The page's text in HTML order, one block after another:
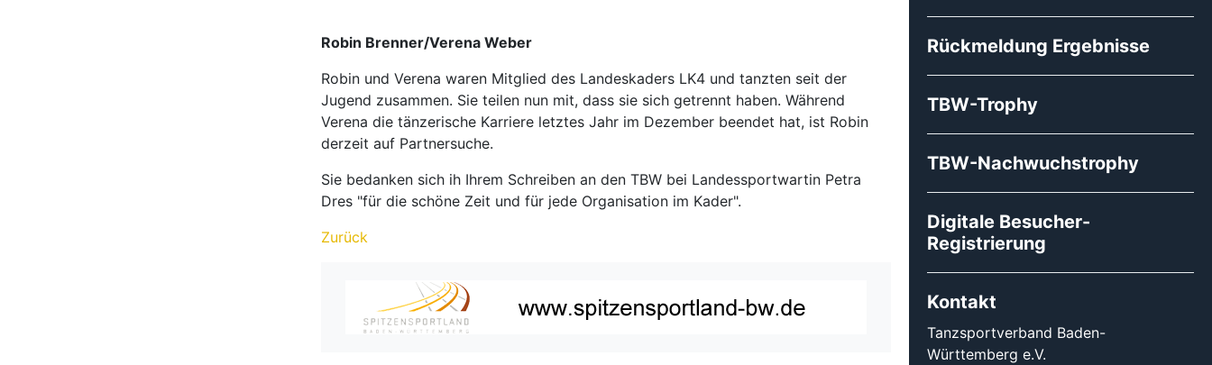
Robin Brenner/Verena Weber
Robin und Verena waren Mitglied des Landeskaders LK4 und tanzten seit der
Jugend zusammen. Sie teilen nun mit, dass sie sich getrennt haben. Während
Verena die tänzerische Karriere letztes Jahr im Dezember beendet hat, ist Robin
derzeit auf Partnersuche.
Sie bedanken sich ih Ihrem Schreiben an den TBW bei Landessportwartin Petra
Dres "für die schöne Zeit und für jede Organisation im Kader".
Zurück
Rückmeldung Ergebnisse
TBW-Trophy
TBW-Nachwuchstrophy
Digitale Besucher-
Registrierung
Kontakt
Tanzsportverband Baden-
Württemberg e.V.